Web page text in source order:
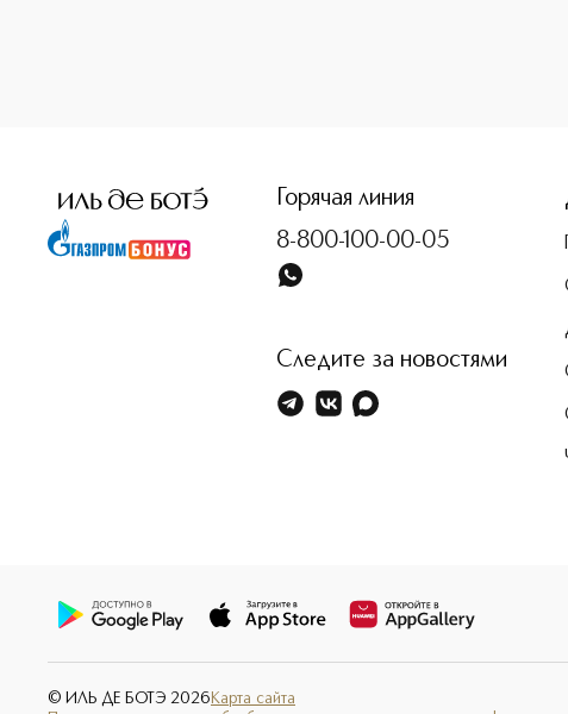
Горячая линия
8-800-100-00-05
Следите за новостями
© ИЛЬ ДЕ БОТЭ 2026 Карта сайта